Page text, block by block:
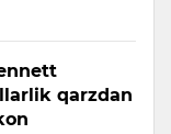
qarzdan